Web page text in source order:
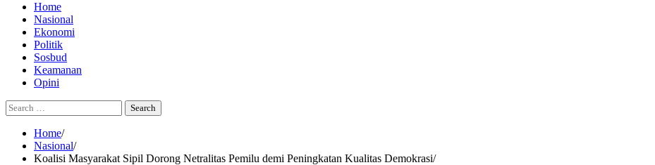
Home
Nasional
Ekonomi
Politik
Sosbud
Keamanan
Opini
Search
for:
Home
Nasional
Koalisi Masyarakat Sipil Dorong Netralitas Pemilu demi Peningkatan Kualitas Demokrasi